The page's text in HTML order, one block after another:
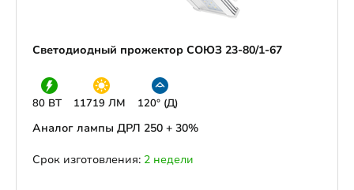
Светодиодный прожектор СОЮЗ 23-80/1-67
80 ВТ 11719 ЛМ 120° (Д)
Аналог лампы ДРЛ 250 + 30%
Срок изготовления: 2 недели